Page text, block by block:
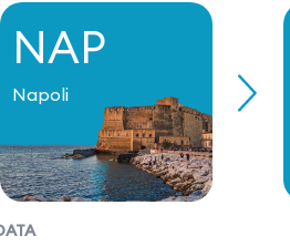
NAP
Napoli